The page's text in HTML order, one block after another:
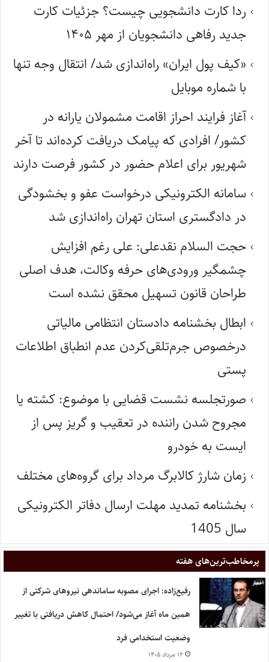
ردا کارت دانشجویی چیست؟ جزئیات کارت
جدید رفاهی دانشجویان از مهر ۱۴۰۵
«کیف پول ایران» راه‌اندازی شد/ انتقال وجه تنها
با شماره موبایل
آغاز فرایند احراز اقامت مشمولان یارانه در
کشور/ افرادی که پیامک دریافت کرده‌اند تا آخر
شهریور برای اعلام حضور در کشور فرصت دارند
سامانه الکترونیکی درخواست عفو و بخشودگی
در دادگستری استان تهران راه‌اندازی شد
حجت السلام نقدعلی: علی رغم افزایش
چشمگیر ورودی‌های حرفه وکالت، هدف اصلی
طراحان قانون تسهیل محقق نشده است
ابطال بخشنامه دادستان انتظامی مالیاتی
درخصوص جرم‌تلقی‌کردن عدم انطباق اطلاعات
پستی
صورتجلسه نشست قضایی با موضوع: کشته یا
مجروح شدن راننده در تعقیب و گریز پس از
ایست به خودرو
زمان شارژ کالابرگ مرداد برای گروه‌های مختلف
بخشنامه تمدید مهلت ارسال دفاتر الکترونیکی
سال 1405
پر‌مخاطب‌ترین‌های هفته
رفیع‌زاده: اجرای مصوبه ساماندهی نیروهای شرکتی از
همین ماه آغاز می‌شود/ احتمال کاهش دریافتی با تغییر
وضعیت استخدامی فرد
۱۲ مرداد ۱۴۰۵